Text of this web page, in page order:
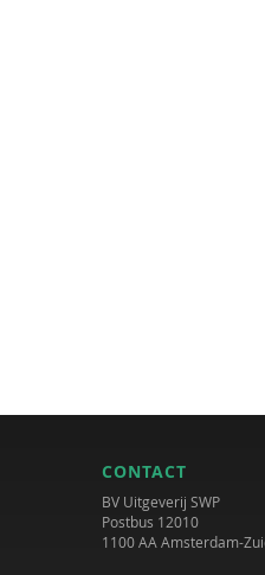
CONTACT
BV Uitgeverij SWP
Postbus 12010
1100 AA Amsterdam-